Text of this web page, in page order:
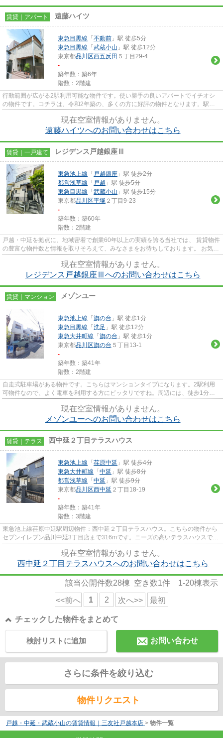
賃貸｜アパート 遠藤ハイツ
東急目黒線 「 不動前 」駅 徒歩5分
東急目黒線 「 武蔵小山 」駅 徒歩12分
東京都品川区西五反田 ５丁目29-4
-
築年数：築6年
階数：2階建
行動範囲が広がる2駅利用可能な物件です。使い勝手の良いアパートでイチオシ
の物件です。コチラは、令和2年築の、多くの方に好評の物件となります。駅ま
現在空室情報がありません。
遠藤ハイツへのお問い合わせはこちら
賃貸｜一戸建て レジデンス戸越銀座Ⅲ
東急池上線 「 戸越銀座 」駅 徒歩2分
都営浅草線 「 戸越 」駅 徒歩5分
東急目黒線 「 武蔵小山 」駅 徒歩15分
東京都品川区平塚 ２丁目9-23
-
築年数：築60年
階数：2階建
戸越・中延を拠点に、地域密着で創業60年以上の実績を誇る当社では、 賃貸物件
の豊富な物件数と情報を取りそろえて、みなさまをお待ちしております。 お気軽
現在空室情報がありません。
レジデンス戸越銀座Ⅲへのお問い合わせはこちら
賃貸｜マンション メゾンユー
東急池上線 「 旗の台 」駅 徒歩1分
東急目黒線 「 洗足 」駅 徒歩12分
東急大井町線 「 旗の台 」駅 徒歩1分
東京都品川区旗の台 ５丁目13-1
-
築年数：築41年
階数：2階建
自走式駐車場がある物件です。こちらはマンションタイプになります。2駅利用
可物件なので、よく電車を利用する方にピッタリですね。周辺には、徒歩1分で
現在空室情報がありません。
メゾンユーへのお問い合わせはこちら
賃貸｜テラス 西中延２丁目テラスハウス
東急池上線 「 荏原中延 」駅 徒歩4分
東急大井町線 「 中延 」駅 徒歩8分
都営浅草線 「 中延 」駅 徒歩9分
東京都品川区西中延 ２丁目18-19
-
築年数：築41年
階数：3階建
東急池上線荏原中延駅周辺物件：西中延２丁目テラスハウス。こちらの物件から
セブンイレブン品川中延3丁目店まで316mです。ニーズの高いテラスハウスで、
現在空室情報がありません。
西中延２丁目テラスハウスへのお問い合わせはこちら
該当公開件数28棟 空き数1件 1-20棟表示
<<前へ 1 2 次へ>> 最初
チェックした物件をまとめて
お問い合わせ
検討リストに追加
さらに条件を絞り込む
物件リクエスト
戸越・中延・武蔵小山の賃貸情報｜三友社戸越本店 > 物件一覧